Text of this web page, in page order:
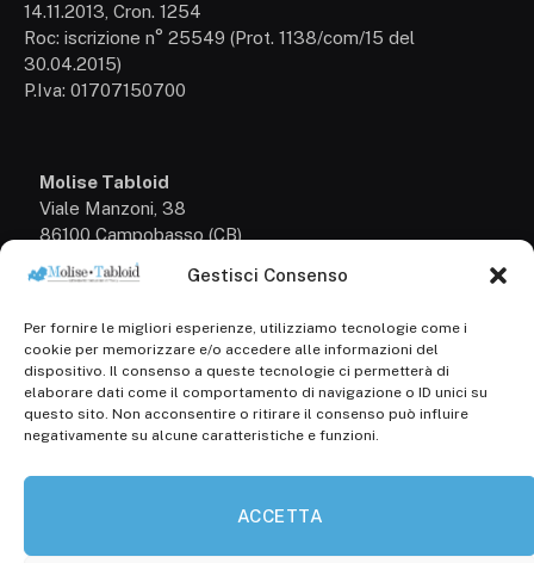
Gestisci Consenso
Per fornire le migliori esperienze, utilizziamo tecnologie come i
cookie per memorizzare e/o accedere alle informazioni del
dispositivo. Il consenso a queste tecnologie ci permetterà di
elaborare dati come il comportamento di navigazione o ID unici su
questo sito. Non acconsentire o ritirare il consenso può influire
negativamente su alcune caratteristiche e funzioni.
ACCETTA
14.11.2013, Cron. 1254
Roc: iscrizione n° 25549 (Prot. 1138/com/15 del
30.04.2015)
P.Iva: 01707150700
Molise Tabloid
Viale Manzoni, 38
86100 Campobasso (CB)
+39 3333169466
Scrivici a:
info@molisetabloid.it
commerciale@molisetabloid.it
Disclaimer